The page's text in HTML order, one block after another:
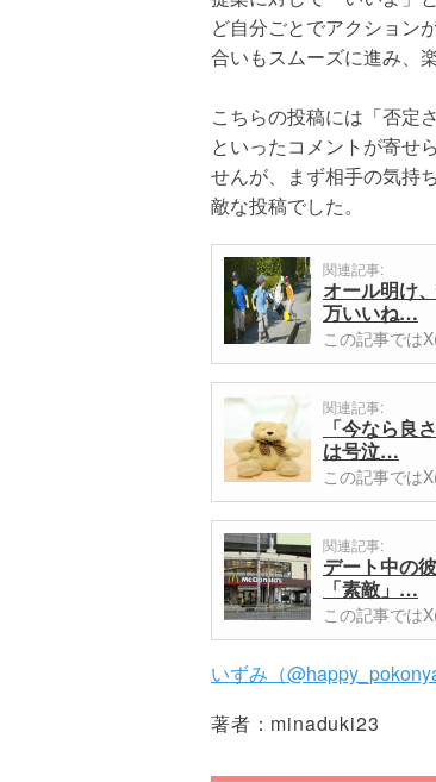
ど自分ごとでアクション
合いもスムーズに進み、
こちらの投稿には「否定
といったコメントが寄せ
せんが、まず相手の気持
敵な投稿でした。
関連記事:
オール明け
万いいね…
この記事では
関連記事:
「今なら良
は号泣…
この記事では
関連記事:
デート中の
「素敵」…
この記事では
いずみ（
著者： minaduki23